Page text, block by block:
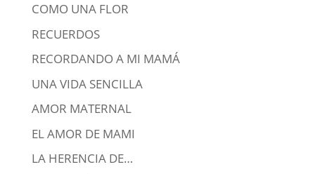
COMO UNA FLOR
RECUERDOS
RECORDANDO A MI MAMÁ
UNA VIDA SENCILLA
AMOR MATERNAL
EL AMOR DE MAMI
LA HERENCIA DE…